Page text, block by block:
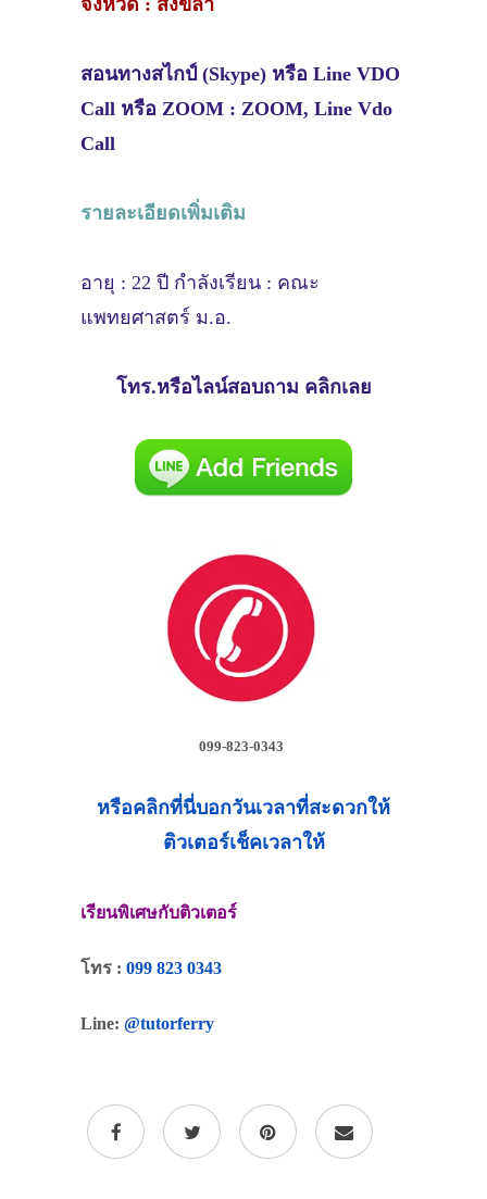
สอนทางสไกป์ (Skype) หรือ Line VDO
Call หรือ ZOOM : ZOOM, Line Vdo
Call
รายละเอียดเพิ่มเติม
อายุ : 22 ปี กำลังเรียน : คณะ
แพทยศาสตร์ ม.อ.
โทร.หรือไลน์สอบถาม คลิกเลย
099-823-0343
หรือคลิกที่นี่บอกวันเวลาที่สะดวกให้
ติวเตอร์เช็คเวลาให้
เรียนพิเศษกับติวเตอร์
โทร : 099 823 0343
Line: @tutorferry